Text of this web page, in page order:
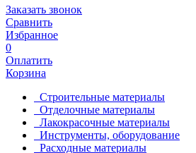
Заказать звонок
Сравнить
Избранное
0
Оплатить
Корзина
Строительные материалы
Отделочные материалы
Лакокрасочные материалы
Инструменты, оборудование
Расходные материалы